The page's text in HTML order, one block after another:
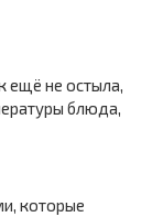
ещё не остыла,
блюда,
которые